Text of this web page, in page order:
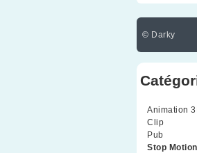
© Darky
Animation
Clip
Pub
Stop Motion